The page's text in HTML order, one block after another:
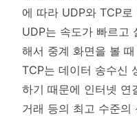
에 따라 UDP와 TCP로
UDP는 속도가 빠르고
해서 중계 화면을 볼
TCP는 데이터 송수신
하기 때문에 인터넷 연
거래 등의 최고 수준의